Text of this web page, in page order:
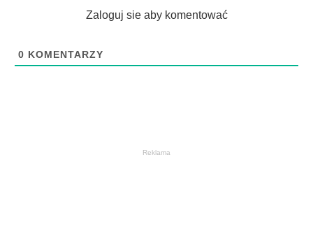
Zaloguj sie aby komentować
0 KOMENTARZY
Reklama